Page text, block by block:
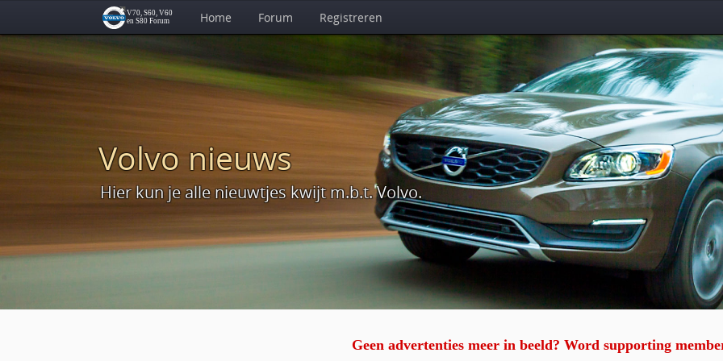
Home Forum Registreren
Volvo nieuws
Hier kun je alle nieuwtjes kwijt m.b.t. Volvo.
Geen advertenties meer in beeld? Word supporting